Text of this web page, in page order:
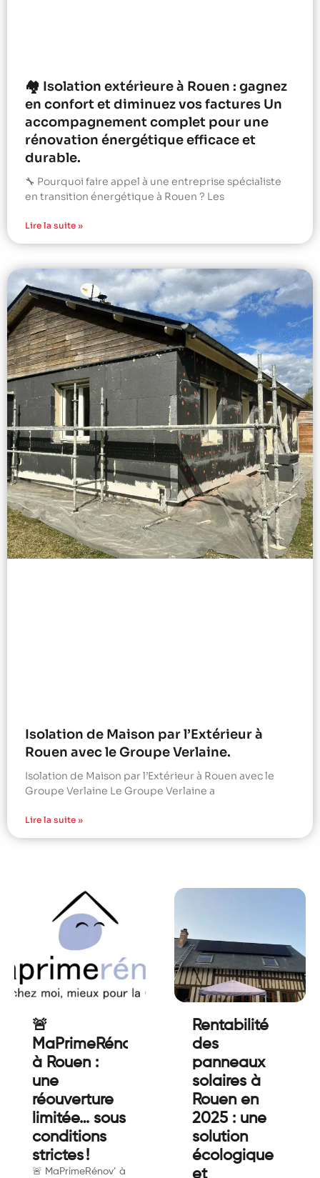
🏘️ Isolation extérieure à Rouen : gagnez
en confort et diminuez vos factures Un
accompagnement complet pour une
rénovation énergétique efficace et
durable.
🔧 Pourquoi faire appel à une entreprise spécialiste
en transition énergétique à Rouen ? Les
Lire la suite »
Isolation de Maison par l’Extérieur à
Rouen avec le Groupe Verlaine.
Isolation de Maison par l’Extérieur à Rouen avec le
Groupe Verlaine Le Groupe Verlaine a
Lire la suite »
🚨
MaPrimeRénov'
à Rouen :
une
réouverture
limitée… sous
conditions
strictes !
🚨 MaPrimeRénov’ à
Rentabilité
des
panneaux
solaires à
Rouen en
2025 : une
solution
écologique
et